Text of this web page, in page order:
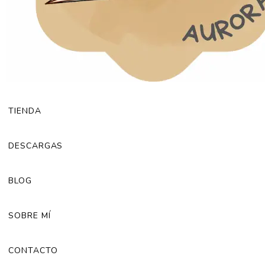
TIENDA
DESCARGAS
BLOG
SOBRE MÍ
CONTACTO